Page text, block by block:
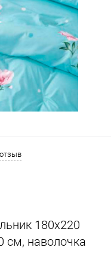
180х220
см, наволочка